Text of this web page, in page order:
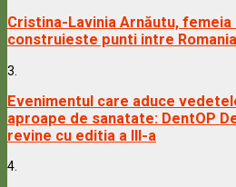
Cristina-Lavinia Arnăutu, femeia
construieste punti intre
3.
Evenimentul care aduce
aproape de sanatate: DentOP
revine cu editia a III-a
4.